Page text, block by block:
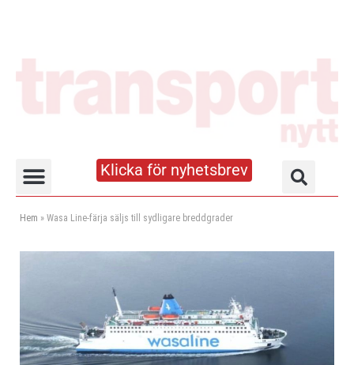
Klicka för nyhetsbrev
Hem » Wasa Line-färja säljs till sydligare breddgrader